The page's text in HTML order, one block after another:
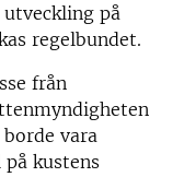
på
regelbundet.
från
vara
kustens